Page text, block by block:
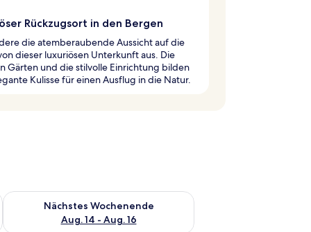
Rückzugsort in den Bergen
die atemberaubende Aussicht auf die
dieser luxuriösen Unterkunft aus. Die
Gärten und die stilvolle Einrichtung bilden
Kulisse für einen Ausflug in die Natur.
Aug. 7 - Aug. 9.
Nächstes Wochenende
Aug. 14 - Aug. 16
Überprüfe die Verfügbarkeit für nächstes Wochenende, Aug.